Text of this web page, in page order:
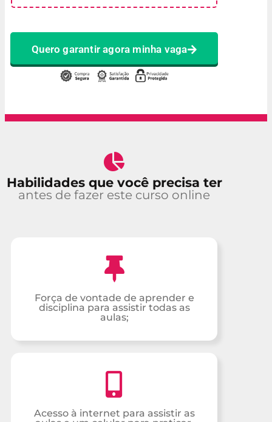
Quero garantir agora minha vaga
Habilidades que você precisa ter
antes de fazer este curso online
Força de vontade de aprender e
disciplina para assistir todas as
aulas;
Acesso à internet para assistir as